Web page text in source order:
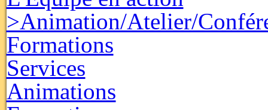
>Animation/Atelier/
Formations
Services
Animations